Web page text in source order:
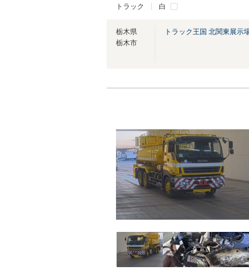
トラック 白
栃木県
栃木市
トラック王国 北関東展示